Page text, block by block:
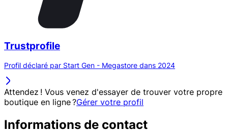
Trustprofile
Profil déclaré par Start Gen - Megastore dans 2024
Attendez ! Vous venez d'essayer de trouver votre propre
boutique en ligne ?Gérer votre profil
Informations de contact